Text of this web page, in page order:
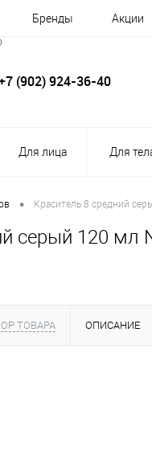
Бренды Акции
(902) 924-36-40
Для лица Для
• Краситель 8 средний
серый 120 мл
ТОВАРА ОПИСАНИЕ